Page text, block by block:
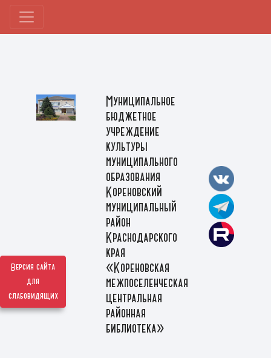
Версия сайта
для
слабовидящих
Муниципальное
бюджетное
учреждение
культуры
муниципального
образования
Кореновский
муниципальный
район
Краснодарского
края
«Кореновская
межпоселенческая
центральная
районная
библиотека»